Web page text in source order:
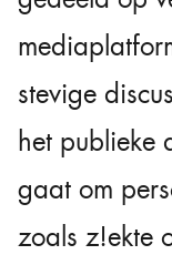
stevige
het publieke
gaat om
zoals z!ekte